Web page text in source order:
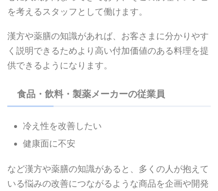
を考えるスタッフとして働けます。
漢方や薬膳の知識があれば、お客さまに分かりやす
く説明できるためより高い付加価値のある料理を提
供できるようになります。
食品・飲料・製薬メーカーの従業員
冷え性を改善したい
健康面に不安
など漢方や薬膳の知識があると、多くの人が抱えて
いる悩みの改善につながるような商品を企画や開発